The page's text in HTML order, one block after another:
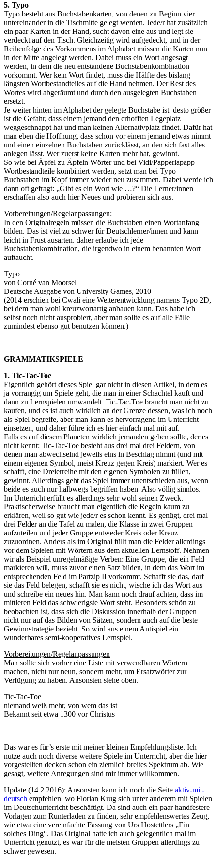
5. Typo
Typo besteht aus Buchstabenkarten, von denen zu Beginn vier
untereinander in die Tischmitte gelegt werden. Jede/r hat zusätzlich
ein paar Karten in der Hand, sucht davon eine aus und legt sie
verdeckt auf den Tisch. Gleichzeitig wird aufgedeckt, und in der
Reihenfolge des Vorkommens im Alphabet müssen die Karten nun
in der Mitte angelegt werden. Dabei muss ein Wort angesagt
werden, in dem die neu entstandene Buchstabenkombination
vorkommt. Wer kein Wort findet, muss die Hälfte des bislang
längsten Wortbestandteiles auf die Hand nehmen. Der Rest des
Wortes wird abgeräumt und durch den ausgelegten Buchstaben
ersetzt.
Je weiter hinten im Alphabet der gelegte Buchstabe ist, desto größer
ist die Gefahr, dass einem jemand den erhofften Legeplatz
weggeschnappt hat und man keinen Alternativplatz findet. Dafür hat
man eben die Hoffnung, dass schon vor einem jemand etwas nimmt
und einen einzelnen Buchstaben zurücklässt, an den sich fast alles
anlegen lässt. Wer zuerst keine Karten mehr hat, gewinnt.
So wie bei Äpfel zu Äpfeln Wörter und bei Vidi/Papperlapapp
Wortbestandteile kombiniert werden, setzt man bei Typo
Buchstaben im Kopf immer wieder neu zusammen. Dabei werde ich
dann oft gefragt: „Gibt es ein Wort wie …?“ Die Lerner/innen
erschaffen also auch hier Neues und probieren sich aus.
Vorbereitungen/Regelanpassungen:
In den Originalregeln müssen die Buchstaben einen Wortanfang
bilden. Das ist viel zu schwer für Deutschlerner/innen und kann
leicht in Frust ausarten, daher erlaube ich jede
Buchstabenkombination, die irgendwo in einem benannten Wort
auftaucht.
Typo
von Corné van Moorsel
Deutsche Ausgabe von University Games, 2010
(2014 erschien bei Cwali eine Weiterentwicklung namens Typo 2D,
bei dem man wohl kreuzwortartig anbauen kann. Das habe ich
selbst noch nicht ausprobiert, aber man sollte es auf alle Fälle
zumindest ebenso gut benutzen können.)
GRAMMATIKSPIELE
1. Tic-Tac-Toe
Eigentlich gehört dieses Spiel gar nicht in diesen Artikel, in dem es
ja vorrangig um Spiele geht, die man in einer Schachtel kauft und
dann zu Lernspielen umwandelt. Tic-Tac-Toe braucht man nicht zu
kaufen, und es ist auch wirklich an der Grenze dessen, was ich noch
als Spiel begreife, aber man kann es hervorragend im Unterricht
einsetzen, und daher führe ich es hier einfach mal mit auf.
Falls es auf diesem Planeten wirklich jemanden geben sollte, der es
nicht kennt: Tic-Tac-Toe besteht aus drei mal drei Feldern, von
denen man abwechselnd jeweils eins in Beschlag nimmt (und mit
einem eigenen Symbol, meist Kreuz gegen Kreis) markiert. Wer es
schafft, eine Dreierreihe mit den eigenen Symbolen zu füllen,
gewinnt. Allerdings geht das Spiel immer unentschieden aus, wenn
beide es auch nur halbwegs begriffen haben. Also völlig sinnlos.
Im Unterricht erfüllt es allerdings sehr wohl seinen Zweck.
Praktischerweise braucht man eigentlich die Regeln kaum zu
erklären, weil so gut wie jede/r es schon kennt. Es genügt, drei mal
drei Felder an die Tafel zu malen, die Klasse in zwei Gruppen
aufzuteilen und jeder Gruppe entweder Kreis oder Kreuz
zuzuordnen. Anders als im Original füllt man die Felder allerdings
vor dem Spielen mit Wörtern aus dem aktuellen Lernstoff. Nehmen
wir als Beispiel unregelmäßige Verben: Eine Gruppe, die ein Feld
markieren will, muss zuvor einen Satz bilden, in dem das Wort im
entsprechenden Feld im Partzip II vorkommt. Schafft sie das, darf
sie das Feld belegen, schafft sie es nicht, wische ich das Wort aus
und schreibe ein neues hin. Man kann noch drauf achten, dass im
mittleren Feld das schwierigste Wort steht. Besonders schön zu
beobachten ist, dass sich die Diskussion innerhalb der Gruppen
nicht nur auf das Bilden von Sätzen, sondern auch auf die beste
Gewinnstrategie bezieht. So wird aus einem Antispiel ein
wunderbares semi-kooperatives Lernspiel.
Vorbereitungen/Regelanpassungen
Man sollte sich vorher eine Liste mit verwendbaren Wörtern
machen, nicht nur neun, sondern mehr, um Ersatzwörter zur
Verfügung zu haben. Ansonsten siehe oben.
Tic-Tac-Toe
niemand weiß mehr, von wem das ist
Bekannt seit etwa 1300 vor Christus
Das war es für’s erste mit meiner kleinen Empfehlungsliste. Ich
nutze auch noch diverse weitere Spiele im Unterricht, aber die hier
vorgestellten decken schon ein ziemlich breites Spektrum ab. Wie
gesagt, weitere Anregungen sind mir immer willkommen.
Update (14.2.2016): Ansonsten kann ich noch die Seite aktiv-mit-
deutsch empfehlen, wo Florian Krug sich unter anderem mit Spielen
im Deutschunterricht beschäftigt. Da sind auch ein paar handfestere
Vorlagen zum Runterladen zu finden, sehr empfehlenswertes Zeug,
wie etwa eine vereinfachte Fassung von Urs Hostettlers „Ein
solches Ding“. Das Original hatte ich auch gelegentlich mal im
Unterricht genutzt, es war für die meisten Gruppen allerdings zu
schwer gewesen.